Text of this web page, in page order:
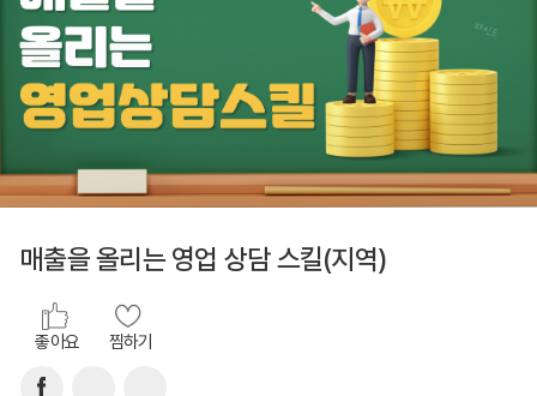
매출을 올리는 영업 상담 스킬(지역)
좋아요 찜하기